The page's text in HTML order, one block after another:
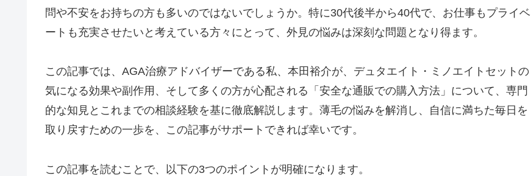
問や不安をお持ちの方も多いのではないでしょうか。特に30代後半から40代で、お仕事もプライベ
ートも充実させたいと考えている方々にとって、外見の悩みは深刻な問題となり得ます。
この記事では、AGA治療アドバイザーである私、本田裕介が、デュタエイト・ミノエイトセットの
気になる効果や副作用、そして多くの方が心配される「安全な通販での購入方法」について、専門
的な知見とこれまでの相談経験を基に徹底解説します。薄毛の悩みを解消し、自信に満ちた毎日を
取り戻すための一歩を、この記事がサポートできれば幸いです。
この記事を読むことで、以下の3つのポイントが明確になります。